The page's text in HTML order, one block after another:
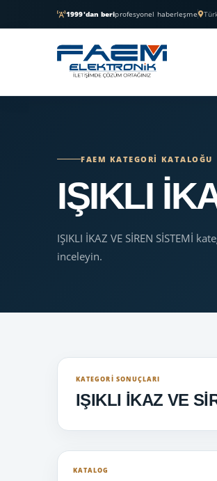
1999'dan beriprofesyonel haberleşme
FAEM KATEGORI KATALOĞU
IŞIKLI
IŞIKLI İKAZ VE SİREN SİSTEMİ
inceleyin.
KATEGORI SONUÇLARI
IŞIKLI İKAZ VE
KATALOG